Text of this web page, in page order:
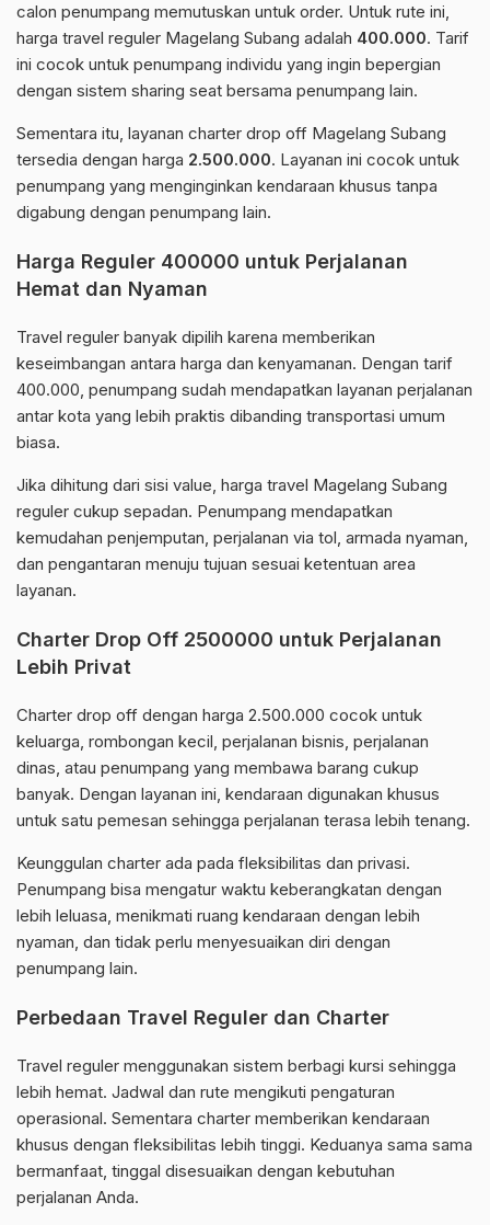
calon penumpang memutuskan untuk order. Untuk rute ini,
harga travel reguler Magelang Subang adalah 400.000. Tarif
ini cocok untuk penumpang individu yang ingin bepergian
dengan sistem sharing seat bersama penumpang lain.
Sementara itu, layanan charter drop off Magelang Subang
tersedia dengan harga 2.500.000. Layanan ini cocok untuk
penumpang yang menginginkan kendaraan khusus tanpa
digabung dengan penumpang lain.
Harga Reguler 400000 untuk Perjalanan
Hemat dan Nyaman
Travel reguler banyak dipilih karena memberikan
keseimbangan antara harga dan kenyamanan. Dengan tarif
400.000, penumpang sudah mendapatkan layanan perjalanan
antar kota yang lebih praktis dibanding transportasi umum
biasa.
Jika dihitung dari sisi value, harga travel Magelang Subang
reguler cukup sepadan. Penumpang mendapatkan
kemudahan penjemputan, perjalanan via tol, armada nyaman,
dan pengantaran menuju tujuan sesuai ketentuan area
layanan.
Charter Drop Off 2500000 untuk Perjalanan
Lebih Privat
Charter drop off dengan harga 2.500.000 cocok untuk
keluarga, rombongan kecil, perjalanan bisnis, perjalanan
dinas, atau penumpang yang membawa barang cukup
banyak. Dengan layanan ini, kendaraan digunakan khusus
untuk satu pemesan sehingga perjalanan terasa lebih tenang.
Keunggulan charter ada pada fleksibilitas dan privasi.
Penumpang bisa mengatur waktu keberangkatan dengan
lebih leluasa, menikmati ruang kendaraan dengan lebih
nyaman, dan tidak perlu menyesuaikan diri dengan
penumpang lain.
Perbedaan Travel Reguler dan Charter
Travel reguler menggunakan sistem berbagi kursi sehingga
lebih hemat. Jadwal dan rute mengikuti pengaturan
operasional. Sementara charter memberikan kendaraan
khusus dengan fleksibilitas lebih tinggi. Keduanya sama sama
bermanfaat, tinggal disesuaikan dengan kebutuhan
perjalanan Anda.